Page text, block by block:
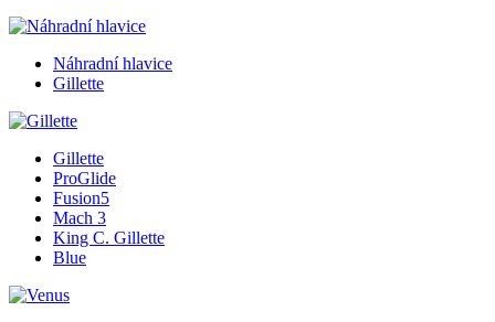
Náhradní hlavice
Gillette
Gillette
ProGlide
Fusion5
Mach 3
King C. Gillette
Blue